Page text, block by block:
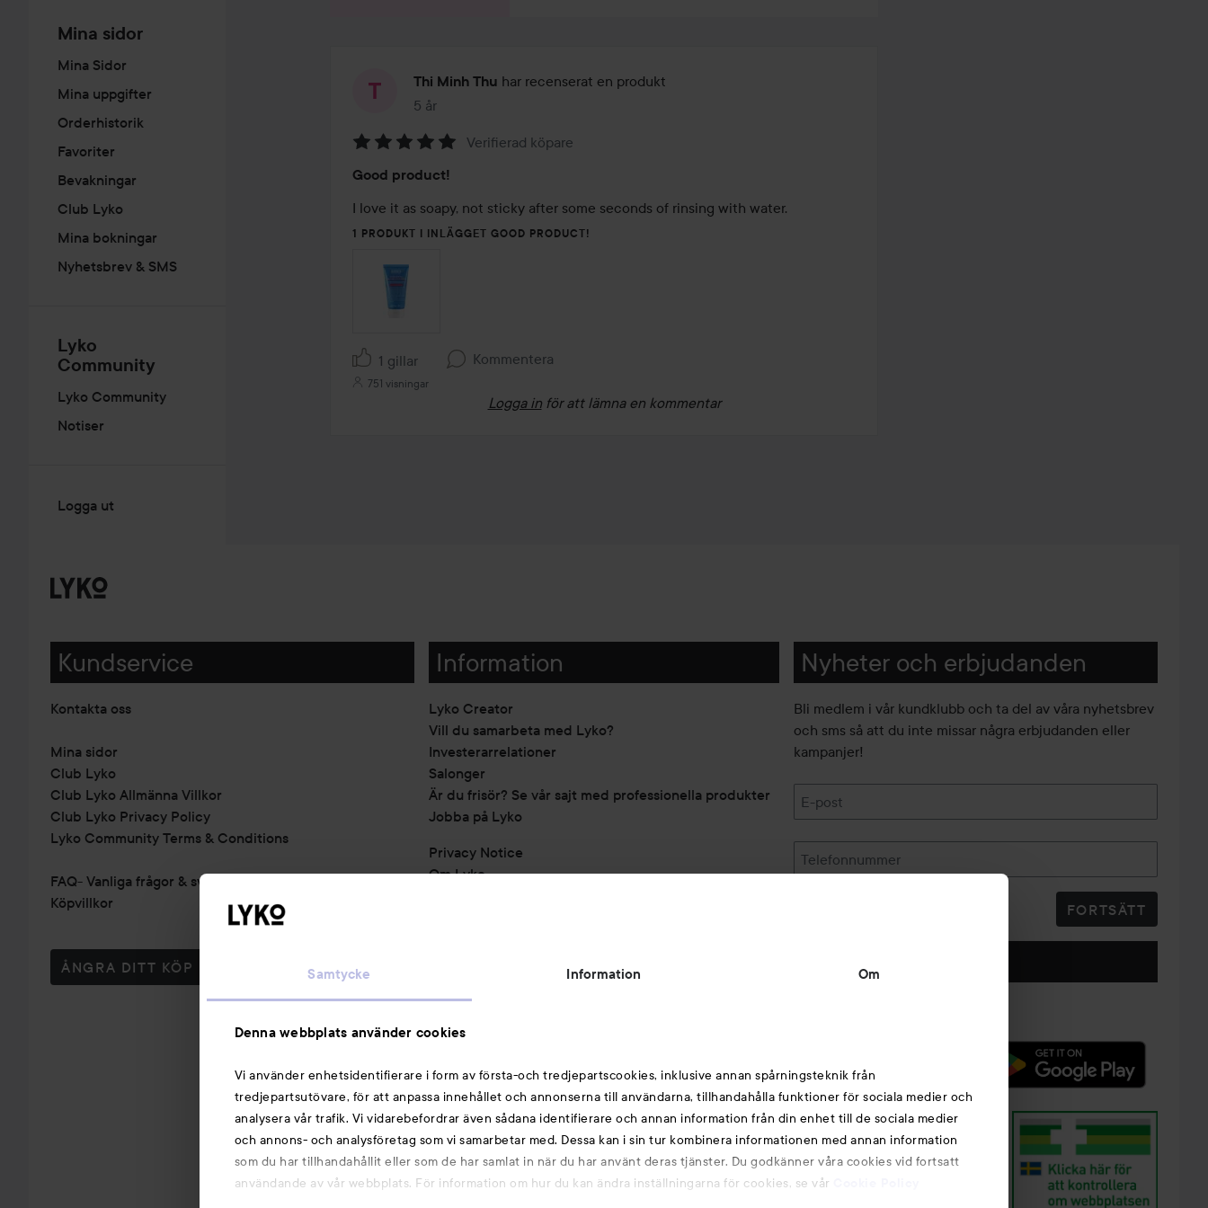
Samtycke Information Om
Denna webbplats använder cookies
Vi använder enhetsidentifierare i form av första-och tredjepartscookies, inklusive annan spårningsteknik från
tredjepartsutövare, för att anpassa innehållet och annonserna till användarna, tillhandahålla funktioner för sociala medier och
analysera vår trafik. Vi vidarebefordrar även sådana identifierare och annan information från din enhet till de sociala medier
och annons- och analysföretag som vi samarbetar med. Dessa kan i sin tur kombinera informationen med annan information
som du har tillhandahållit eller som de har samlat in när du har använt deras tjänster. Du godkänner våra cookies vid fortsatt
användande av vår webbplats. För information om hur du kan ändra inställningarna för cookies, se vår
Mina sidor
Mina Sidor
Mina uppgifter
Orderhistorik
Favoriter
Bevakningar
Club Lyko
Mina bokningar
Nyhetsbrev & SMS
Lyko
Community
Lyko Community
Notiser
Logga ut
Thi Minh Thu har recenserat en produkt
5 år
Inlägget skapades 5 år
5
av
5
Verifierad köpare
Good product!
I love it as soapy, not sticky after some seconds of rinsing with water.
1 PRODUKT I INLÄGGET GOOD PRODUCT!
1 gillar Kommentera
751 visningar
Logga in för att lämna en kommentar
Kundservice
Kontakta oss
Mina sidor
Club Lyko
Club Lyko Allmänna Villkor
Club Lyko Privacy Policy
Lyko Community Terms & Conditions
FAQ- Vanliga frågor & svar
Köpvillkor
ÅNGRA DITT KÖP
Information
Lyko Creator
Vill du samarbeta med Lyko?
Investerarrelationer
Salonger
Är du frisör? Se vår sajt med professionella produkter
Jobba på Lyko
Privacy Notice
Om Lyko
Michael Edwards Fragrances of the World
Cookie Consent
Partners
Du kanske också gillar
Smink
Hårnålar
Nyheter och erbjudanden
Bli medlem i vår kundklubb och ta del av våra nyhetsbrev
och sms så att du inte missar några erbjudanden eller
kampanjer!
E-post
Telefonnummer
FORTSÄTT
Följ oss